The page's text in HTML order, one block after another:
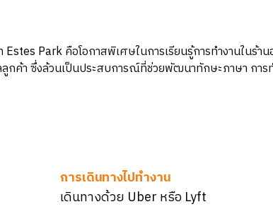
Estes Park คือโอกาสพิเศษในการเรียนรู้การทำงานในร้
กค้า ซึ่งล้วนเป็นประสบการณ์ที่ช่วยพัฒนาทักษะภาษา การท
การเดินทางไปทำงาน
เดินทางด้วย Uber หรือ Lyft